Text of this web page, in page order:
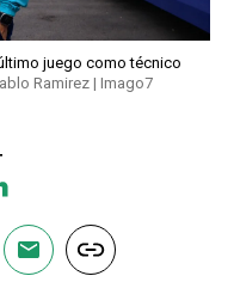
juego como técnico
Ramirez | Imago7